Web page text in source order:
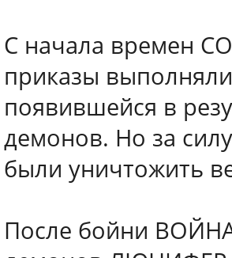
С начала времен
приказы
появившейся в
демонов. Но за
были уничтожить
После бойни